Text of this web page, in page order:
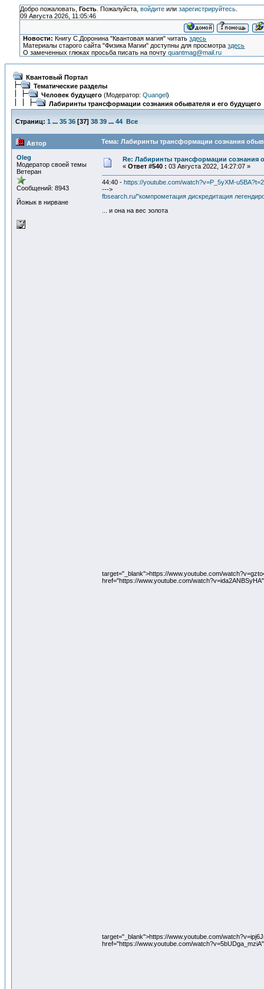
Добро пожаловать, Гость. Пожалуйста, войдитеили зарегистрируйтесь.
09 Августа 2026, 11:05:46
Новости: Книгу С.Доронина "Квантовая магия" читатьздесь
Материалы старого сайта "Физика Магии" доступны для просмотраздесь
О замеченных глюках просьба писать на почтуquantmag@mail.ru
Квантовый Портал
Тематические разделы
Человек будущего (Модератор: Quangel)
Лабиринты трансформации сознания обывателя и его будущего
Страниц: 1 ... 35 36 [37] 38 39 ... 44 Все
Автор Тема: Лабиринты трансформации сознания
Oleg
Модератор своей темы
Ветеран
Сообщений: 8943
Йожык в нирване
Re: Лабиринты трансформации сознания
« Ответ #540 : 03 Августа 2022, 14:27:07 »
44:40 - https://youtube.com/watch?v=P_5yXM-
--->
fbsearch.ru/"компрометация дискредитация
... и она на вес золота
target="_blank">https://www.youtube.com/
href="https://www.youtube.com/
target="_blank">https://www.youtube.com/
href="https://www.youtube.com/